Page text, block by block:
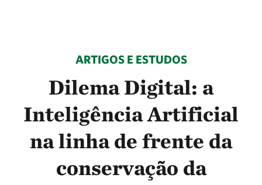
ARTIGOS E ESTUDOS
Dilema Digital: a
Inteligência Artificial
na linha de frente da
conservação da